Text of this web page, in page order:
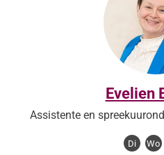
Evelien
Assistente en
Di Wo